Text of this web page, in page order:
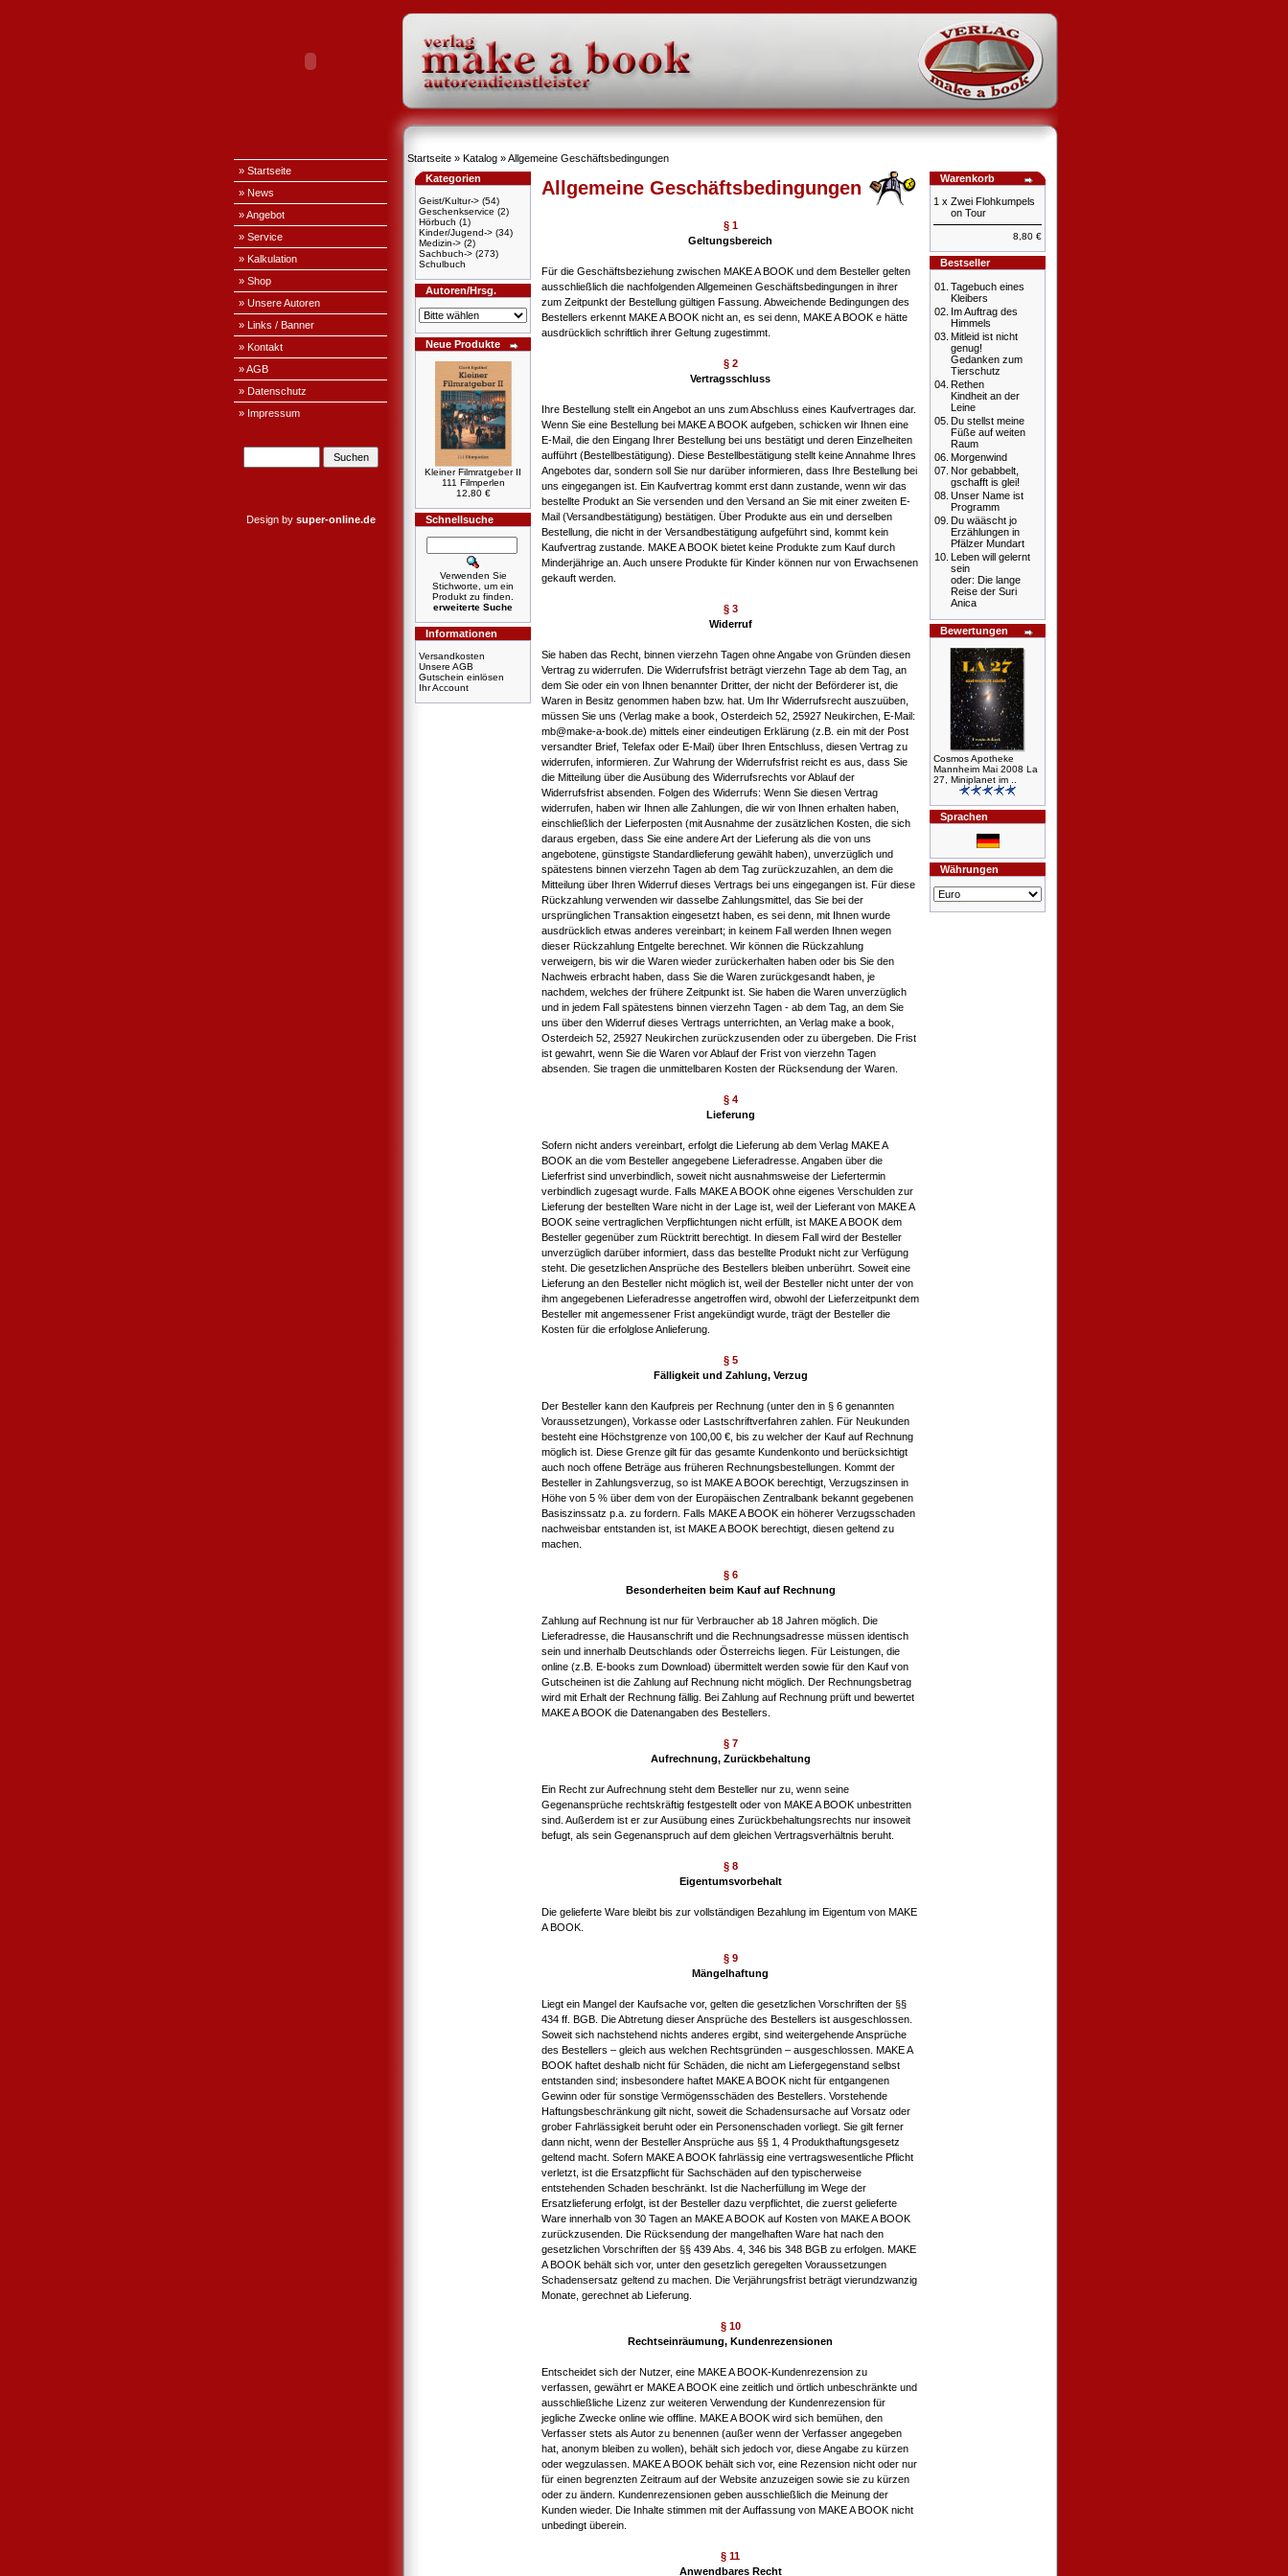
» Startseite
» News
» Angebot
» Service
» Kalkulation
» Shop
» Unsere Autoren
» Links / Banner
» Kontakt
» AGB
» Datenschutz
» Impressum
Design by super-online.de
Startseite » Katalog »Allgemeine Geschäftsbedingungen
Kategorien
Geist/Kultur-> (54)
Geschenkservice (2)
Hörbuch (1)
Kinder/Jugend-> (34)
Medizin-> (2)
Sachbuch-> (273)
Schulbuch
Autoren/Hrsg.
Neue Produkte
Kleiner Filmratgeber II
111 Filmperlen
12,80 €
Schnellsuche
Verwenden Sie
Stichworte, um ein
Produkt zu finden.
erweiterte Suche
Informationen
Versandkosten
Unsere AGB
Gutschein einlösen
Ihr Account
Allgemeine Geschäftsbedingungen
§ 1
Geltungsbereich
Für die Geschäftsbeziehung zwischen MAKE A BOOK und dem Besteller gelten
ausschließlich die nachfolgenden Allgemeinen Geschäftsbedingungen in ihrer
zum Zeitpunkt der Bestellung gültigen Fassung. Abweichende Bedingungen des
Bestellers erkennt MAKE A BOOK nicht an, es sei denn, MAKE A BOOK e hätte
ausdrücklich schriftlich ihrer Geltung zugestimmt.
§ 2
Vertragsschluss
Ihre Bestellung stellt ein Angebot an uns zum Abschluss eines Kaufvertrages dar.
Wenn Sie eine Bestellung bei MAKE A BOOK aufgeben, schicken wir Ihnen eine
E-Mail, die den Eingang Ihrer Bestellung bei uns bestätigt und deren Einzelheiten
aufführt (Bestellbestätigung). Diese Bestellbestätigung stellt keine Annahme Ihres
Angebotes dar, sondern soll Sie nur darüber informieren, dass Ihre Bestellung bei
uns eingegangen ist. Ein Kaufvertrag kommt erst dann zustande, wenn wir das
bestellte Produkt an Sie versenden und den Versand an Sie mit einer zweiten E-
Mail (Versandbestätigung) bestätigen. Über Produkte aus ein und derselben
Bestellung, die nicht in der Versandbestätigung aufgeführt sind, kommt kein
Kaufvertrag zustande. MAKE A BOOK bietet keine Produkte zum Kauf durch
Minderjährige an. Auch unsere Produkte für Kinder können nur von Erwachsenen
gekauft werden.
§ 3
Widerruf
Sie haben das Recht, binnen vierzehn Tagen ohne Angabe von Gründen diesen
Vertrag zu widerrufen. Die Widerrufsfrist beträgt vierzehn Tage ab dem Tag, an
dem Sie oder ein von Ihnen benannter Dritter, der nicht der Beförderer ist, die
Waren in Besitz genommen haben bzw. hat. Um Ihr Widerrufsrecht auszuüben,
müssen Sie uns (Verlag make a book, Osterdeich 52, 25927 Neukirchen, E-Mail:
mb@make-a-book.de) mittels einer eindeutigen Erklärung (z.B. ein mit der Post
versandter Brief, Telefax oder E-Mail) über Ihren Entschluss, diesen Vertrag zu
widerrufen, informieren. Zur Wahrung der Widerrufsfrist reicht es aus, dass Sie
die Mitteilung über die Ausübung des Widerrufsrechts vor Ablauf der
Widerrufsfrist absenden. Folgen des Widerrufs: Wenn Sie diesen Vertrag
widerrufen, haben wir Ihnen alle Zahlungen, die wir von Ihnen erhalten haben,
einschließlich der Lieferposten (mit Ausnahme der zusätzlichen Kosten, die sich
daraus ergeben, dass Sie eine andere Art der Lieferung als die von uns
angebotene, günstigste Standardlieferung gewählt haben), unverzüglich und
spätestens binnen vierzehn Tagen ab dem Tag zurückzuzahlen, an dem die
Mitteilung über Ihren Widerruf dieses Vertrags bei uns eingegangen ist. Für diese
Rückzahlung verwenden wir dasselbe Zahlungsmittel, das Sie bei der
ursprünglichen Transaktion eingesetzt haben, es sei denn, mit Ihnen wurde
ausdrücklich etwas anderes vereinbart; in keinem Fall werden Ihnen wegen
dieser Rückzahlung Entgelte berechnet. Wir können die Rückzahlung
verweigern, bis wir die Waren wieder zurückerhalten haben oder bis Sie den
Nachweis erbracht haben, dass Sie die Waren zurückgesandt haben, je
nachdem, welches der frühere Zeitpunkt ist. Sie haben die Waren unverzüglich
und in jedem Fall spätestens binnen vierzehn Tagen - ab dem Tag, an dem Sie
uns über den Widerruf dieses Vertrags unterrichten, an Verlag make a book,
Osterdeich 52, 25927 Neukirchen zurückzusenden oder zu übergeben. Die Frist
ist gewahrt, wenn Sie die Waren vor Ablauf der Frist von vierzehn Tagen
absenden. Sie tragen die unmittelbaren Kosten der Rücksendung der Waren.
§ 4
Lieferung
Sofern nicht anders vereinbart, erfolgt die Lieferung ab dem Verlag MAKE A
BOOK an die vom Besteller angegebene Lieferadresse. Angaben über die
Lieferfrist sind unverbindlich, soweit nicht ausnahmsweise der Liefertermin
verbindlich zugesagt wurde. Falls MAKE A BOOK ohne eigenes Verschulden zur
Lieferung der bestellten Ware nicht in der Lage ist, weil der Lieferant von MAKE A
BOOK seine vertraglichen Verpflichtungen nicht erfüllt, ist MAKE A BOOK dem
Besteller gegenüber zum Rücktritt berechtigt. In diesem Fall wird der Besteller
unverzüglich darüber informiert, dass das bestellte Produkt nicht zur Verfügung
steht. Die gesetzlichen Ansprüche des Bestellers bleiben unberührt. Soweit eine
Lieferung an den Besteller nicht möglich ist, weil der Besteller nicht unter der von
ihm angegebenen Lieferadresse angetroffen wird, obwohl der Lieferzeitpunkt dem
Besteller mit angemessener Frist angekündigt wurde, trägt der Besteller die
Kosten für die erfolglose Anlieferung.
§ 5
Fälligkeit und Zahlung, Verzug
Der Besteller kann den Kaufpreis per Rechnung (unter den in § 6 genannten
Voraussetzungen), Vorkasse oder Lastschriftverfahren zahlen. Für Neukunden
besteht eine Höchstgrenze von 100,00 €, bis zu welcher der Kauf auf Rechnung
möglich ist. Diese Grenze gilt für das gesamte Kundenkonto und berücksichtigt
auch noch offene Beträge aus früheren Rechnungsbestellungen. Kommt der
Besteller in Zahlungsverzug, so ist MAKE A BOOK berechtigt, Verzugszinsen in
Höhe von 5 % über dem von der Europäischen Zentralbank bekannt gegebenen
Basiszinssatz p.a. zu fordern. Falls MAKE A BOOK ein höherer Verzugsschaden
nachweisbar entstanden ist, ist MAKE A BOOK berechtigt, diesen geltend zu
machen.
§ 6
Besonderheiten beim Kauf auf Rechnung
Zahlung auf Rechnung ist nur für Verbraucher ab 18 Jahren möglich. Die
Lieferadresse, die Hausanschrift und die Rechnungsadresse müssen identisch
sein und innerhalb Deutschlands oder Österreichs liegen. Für Leistungen, die
online (z.B. E-books zum Download) übermittelt werden sowie für den Kauf von
Gutscheinen ist die Zahlung auf Rechnung nicht möglich. Der Rechnungsbetrag
wird mit Erhalt der Rechnung fällig. Bei Zahlung auf Rechnung prüft und bewertet
MAKE A BOOK die Datenangaben des Bestellers.
§ 7
Aufrechnung, Zurückbehaltung
Ein Recht zur Aufrechnung steht dem Besteller nur zu, wenn seine
Gegenansprüche rechtskräftig festgestellt oder von MAKE A BOOK unbestritten
sind. Außerdem ist er zur Ausübung eines Zurückbehaltungsrechts nur insoweit
befugt, als sein Gegenanspruch auf dem gleichen Vertragsverhältnis beruht.
§ 8
Eigentumsvorbehalt
Die gelieferte Ware bleibt bis zur vollständigen Bezahlung im Eigentum von MAKE
A BOOK.
§ 9
Mängelhaftung
Liegt ein Mangel der Kaufsache vor, gelten die gesetzlichen Vorschriften der §§
434 ff. BGB. Die Abtretung dieser Ansprüche des Bestellers ist ausgeschlossen.
Soweit sich nachstehend nichts anderes ergibt, sind weitergehende Ansprüche
des Bestellers – gleich aus welchen Rechtsgründen – ausgeschlossen. MAKE A
BOOK haftet deshalb nicht für Schäden, die nicht am Liefergegenstand selbst
entstanden sind; insbesondere haftet MAKE A BOOK nicht für entgangenen
Gewinn oder für sonstige Vermögensschäden des Bestellers. Vorstehende
Haftungsbeschränkung gilt nicht, soweit die Schadensursache auf Vorsatz oder
grober Fahrlässigkeit beruht oder ein Personenschaden vorliegt. Sie gilt ferner
dann nicht, wenn der Besteller Ansprüche aus §§ 1, 4 Produkthaftungsgesetz
geltend macht. Sofern MAKE A BOOK fahrlässig eine vertragswesentliche Pflicht
verletzt, ist die Ersatzpflicht für Sachschäden auf den typischerweise
entstehenden Schaden beschränkt. Ist die Nacherfüllung im Wege der
Ersatzlieferung erfolgt, ist der Besteller dazu verpflichtet, die zuerst gelieferte
Ware innerhalb von 30 Tagen an MAKE A BOOK auf Kosten von MAKE A BOOK
zurückzusenden. Die Rücksendung der mangelhaften Ware hat nach den
gesetzlichen Vorschriften der §§ 439 Abs. 4, 346 bis 348 BGB zu erfolgen. MAKE
A BOOK behält sich vor, unter den gesetzlich geregelten Voraussetzungen
Schadensersatz geltend zu machen. Die Verjährungsfrist beträgt vierundzwanzig
Monate, gerechnet ab Lieferung.
§ 10
Rechtseinräumung, Kundenrezensionen
Entscheidet sich der Nutzer, eine MAKE A BOOK-Kundenrezension zu
verfassen, gewährt er MAKE A BOOK eine zeitlich und örtlich unbeschränkte und
ausschließliche Lizenz zur weiteren Verwendung der Kundenrezension für
jegliche Zwecke online wie offline. MAKE A BOOK wird sich bemühen, den
Verfasser stets als Autor zu benennen (außer wenn der Verfasser angegeben
hat, anonym bleiben zu wollen), behält sich jedoch vor, diese Angabe zu kürzen
oder wegzulassen. MAKE A BOOK behält sich vor, eine Rezension nicht oder nur
für einen begrenzten Zeitraum auf der Website anzuzeigen sowie sie zu kürzen
oder zu ändern. Kundenrezensionen geben ausschließlich die Meinung der
Kunden wieder. Die Inhalte stimmen mit der Auffassung von MAKE A BOOK nicht
unbedingt überein.
§ 11
Anwendbares Recht
Warenkorb
1 x Zwei Flohkumpels
on Tour
8,80 €
Bestseller
01. Tagebuch eines
Kleibers
02. Im Auftrag des
Himmels
03. Mitleid ist nicht
genug!
Gedanken zum
Tierschutz
04. Rethen
Kindheit an der
Leine
05. Du stellst meine
Füße auf weiten
Raum
06. Morgenwind
07. Nor gebabbelt,
gschafft is glei!
08. Unser Name ist
Programm
09. Du wääscht jo
Erzählungen in
Pfälzer Mundart
10. Leben will gelernt
sein
oder: Die lange
Reise der Suri
Anica
Bewertungen
Cosmos Apotheke
Mannheim Mai 2008 La
27, Miniplanet im ..
Sprachen
Währungen